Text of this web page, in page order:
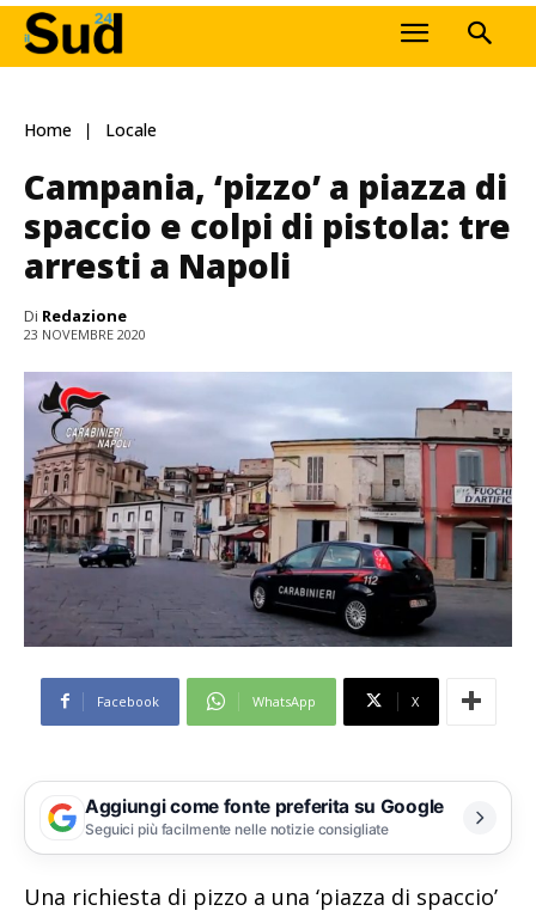
Home Locale
Campania, ‘pizzo’ a piazza di
spaccio e colpi di pistola: tre
arresti a Napoli
Di Redazione
23 NOVEMBRE 2020
Facebook WhatsApp X
Aggiungi come fonte preferita su Google
Seguici più facilmente nelle notizie consigliate
Una richiesta di pizzo a una ‘piazza di spaccio’